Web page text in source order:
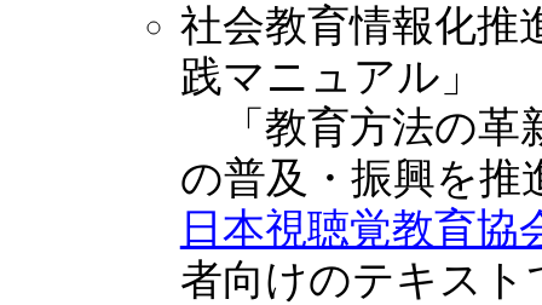
社会教育情報化推
践マニュアル」
「教育方法の革
の普及・振興を推
日本視聴覚教育協
者向けのテキス